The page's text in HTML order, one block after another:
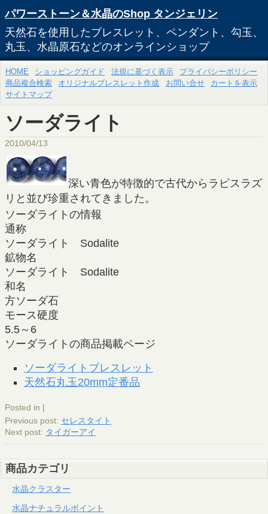
パワーストーン＆水晶のShop タンジェリン
天然石を使用したブレスレット、ペンダント、勾玉、
丸玉、水晶原石などのオンラインショップ
HOME ショッピングガイド 法規に基づく表示
プライバシーポリシー
商品複合検索
オリジナルブレスレット作成 お問い合せ
カートを表示
サイトマップ
ソーダライト
2010/04/13
深い青色が特徴的で古代からラピスラズ
リと並び珍重されてきました。
ソーダライトの情報
通称
ソーダライト Sodalite
鉱物名
ソーダライト Sodalite
和名
方ソーダ石
モース硬度
5.5～6
ソーダライトの商品掲載ページ
ソーダライトブレスレット
天然石丸玉20mm定番品
Posted in |
Previous post: セレスタイト
Next post: タイガーアイ
商品カテゴリ
水晶クラスター
水晶ナチュラルポイント